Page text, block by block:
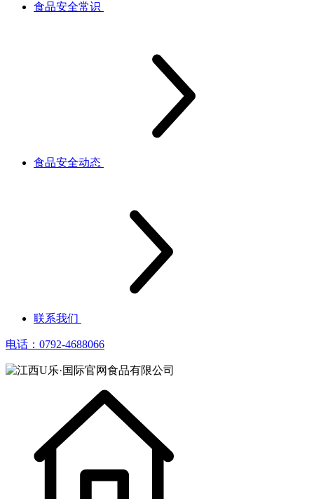
食品安全常识
食品安全动态
联系我们
电话：0792-4688066